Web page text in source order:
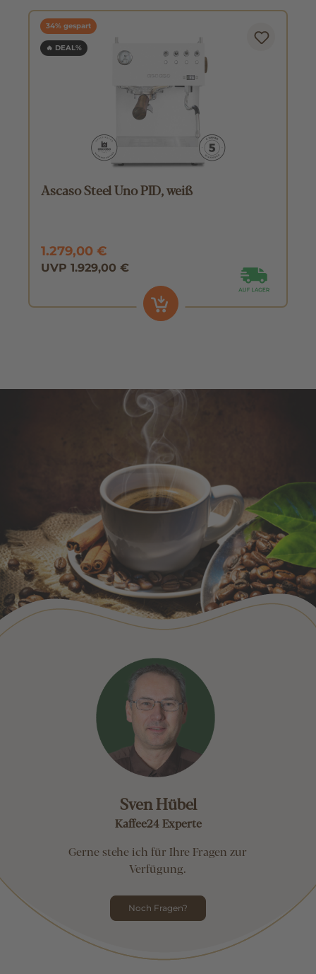
34% gespart
🔥 DEAL%
Ascaso Steel Uno PID, weiß
1.279,00 €
UVP 1.929,00 €
Sven Hübel
Kaffee24 Experte
Gerne stehe ich für Ihre Fragen zur
Verfügung.
Noch Fragen?